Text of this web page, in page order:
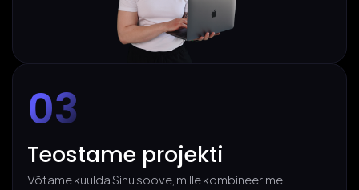
03
Teostame projekti
Võtame kuulda Sinu soove, mille kombineerime